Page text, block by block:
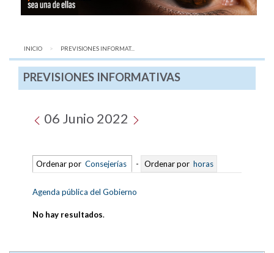
INICIO AQUÍ:
PREVISIONES INFORMAT...
PREVISIONES INFORMATIVAS
06 Junio 2022
Ordenar por Consejerías - Ordenar por horas
Agenda pública del Gobierno
No hay resultados.